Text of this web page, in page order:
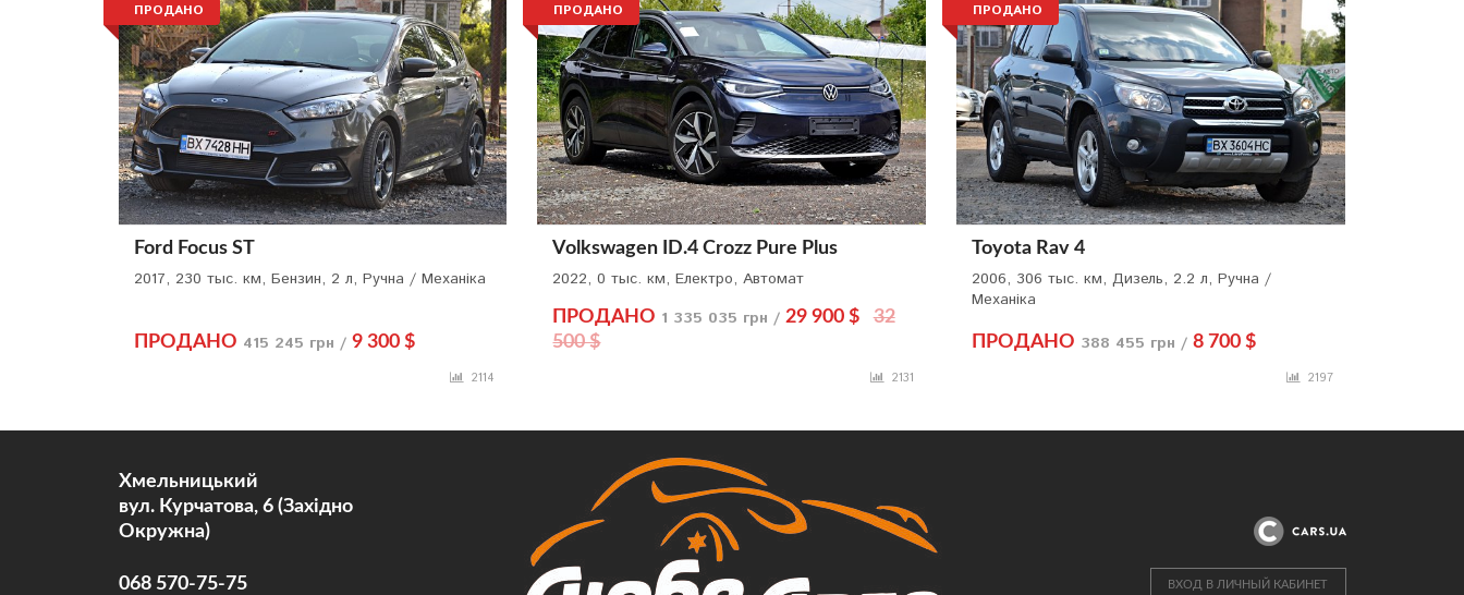
ПРОДАНО
Ford Focus ST
2017, 230 тыс. км, Бензин, 2 л, Ручна / Механіка
ПРОДАНО 415 245 грн / 9 300 $
2114
ПРОДАНО
Volkswagen ID.4 Crozz Pure Plus
2022, 0 тыс. км, Електро, Автомат
ПРОДАНО 1 335 035 грн /29 900 $
32
500 $
2131
ПРОДАНО
Toyota Rav 4
2006, 306 тыс. км, Дизель, 2.2 л, Ручна /
Механіка
ПРОДАНО 388 455 грн /8 700 $
2197
Хмельницький
вул. Курчатова, 6 (Західно
Окружна)
068 570-75-75 ВХОД В ЛИЧНЫЙ КАБИНЕТ